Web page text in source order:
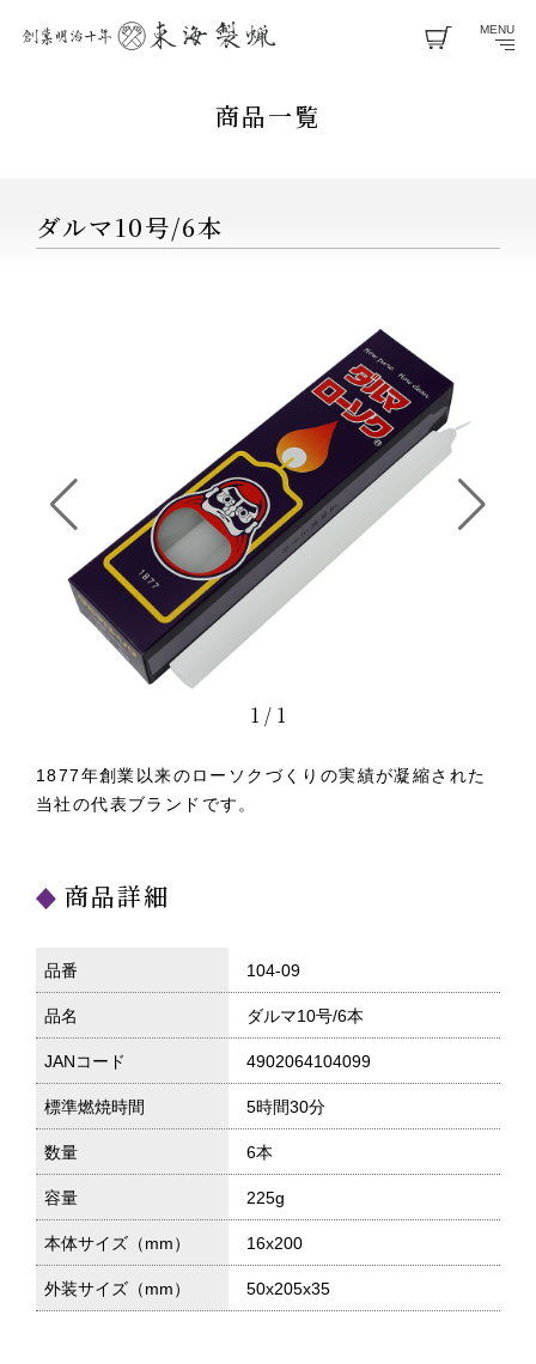
MENU
商品一覧
ダルマ10号/6本
1 / 1
1877年創業以来のローソクづくりの実績が凝縮された
当社の代表ブランドです。
商品詳細
品番 104-09
品名 ダルマ10号/6本
JANコード 4902064104099
標準燃焼時間 5時間30分
数量 6本
容量 225g
本体サイズ（mm） 16x200
外装サイズ（mm） 50x205x35